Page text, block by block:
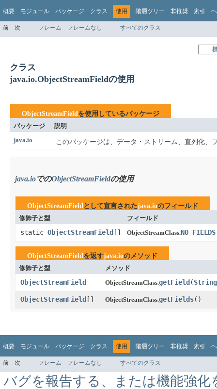
概要 モジュール パッケージ クラス 使用 階層ツリー 非推奨 索引
前 次 フレーム フレームなし すべてのクラス
クラス
java.io.ObjectStreamFieldの使用
ObjectStreamFieldを使用しているパッケージ
パッケージ
説明
java.io
このパッケージは、データ・ストリーム、直列化、
java.ioでのObjectStreamFieldの使用
ObjectStreamFieldとして宣言されたjava.ioのフィールド
修飾子と型
フィールド
static ObjectStreamField [] ObjectStreamClass.NO_FIELDS
ObjectStreamFieldを返すjava.ioのメソッド
修飾子と型
メソッド
ObjectStreamField ObjectStreamClass.getField ​(String
ObjectStreamField [] ObjectStreamClass.getFields​()
概要 モジュール パッケージ クラス 使用 階層ツリー 非推奨 索引
前 次 フレーム フレームなし すべてのクラス
バグを報告する、または機能強化